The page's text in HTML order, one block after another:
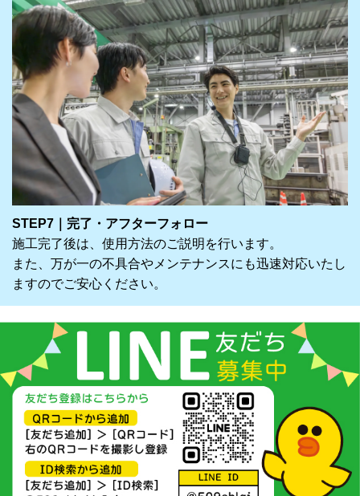
STEP7｜完了・アフターフォロー
施工完了後は、使用方法のご説明を行います。
また、万が一の不具合やメンテナンスにも迅速対応いたし
ますのでご安心ください。